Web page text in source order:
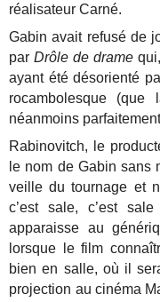
réalisateur Carné.
Gabin avait refusé de
par Drôle de drame
ayant été désorienté
rocambolesque
néanmoins
Rabinovitch, le
le nom de Gabin sans
veille du tournage et
c’est sale, c’est
apparaisse au
lorsque le film
bien en salle, où il
projection au cinéma